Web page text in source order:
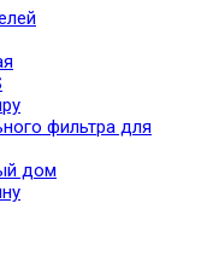
фильтра для
дом